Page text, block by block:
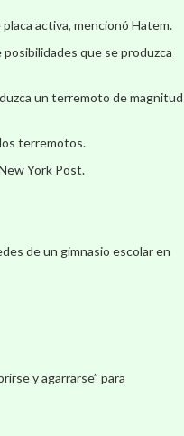
activa, mencionó Hatem.
que se produzca
un terremoto de magnitud
terremotos.
York Post.
de un gimnasio escolar en
y agarrarse” para